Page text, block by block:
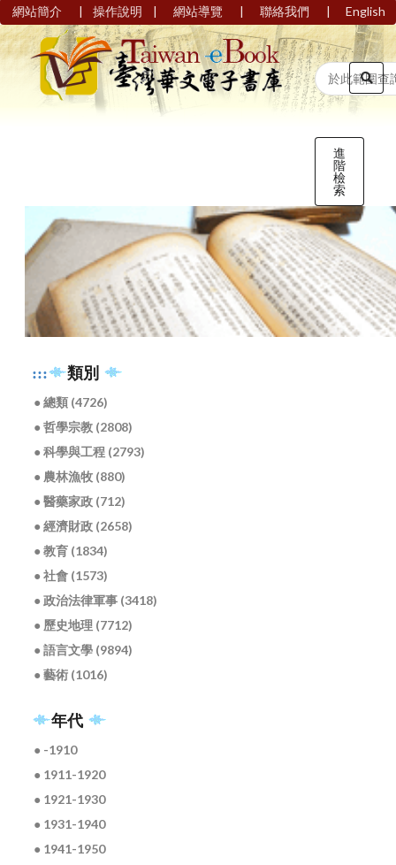
網站簡介 | 操作說明 | 網站導覽 | 聯絡我們 | English
進
階
檢
索
::: 類別
● 總類 (4726)
● 哲學宗教 (2808)
● 科學與工程 (2793)
● 農林漁牧 (880)
● 醫藥家政 (712)
● 經濟財政 (2658)
● 教育 (1834)
● 社會 (1573)
● 政治法律軍事 (3418)
● 歷史地理 (7712)
● 語言文學 (9894)
● 藝術 (1016)
年代
● -1910
● 1911-1920
● 1921-1930
● 1931-1940
● 1941-1950